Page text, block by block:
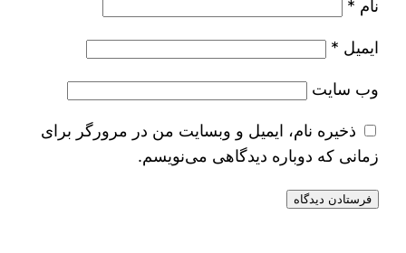
نام *
ایمیل *
وب‌ سایت
ذخیره نام، ایمیل و وبسایت من در مرورگر برای
زمانی که دوباره دیدگاهی می‌نویسم.